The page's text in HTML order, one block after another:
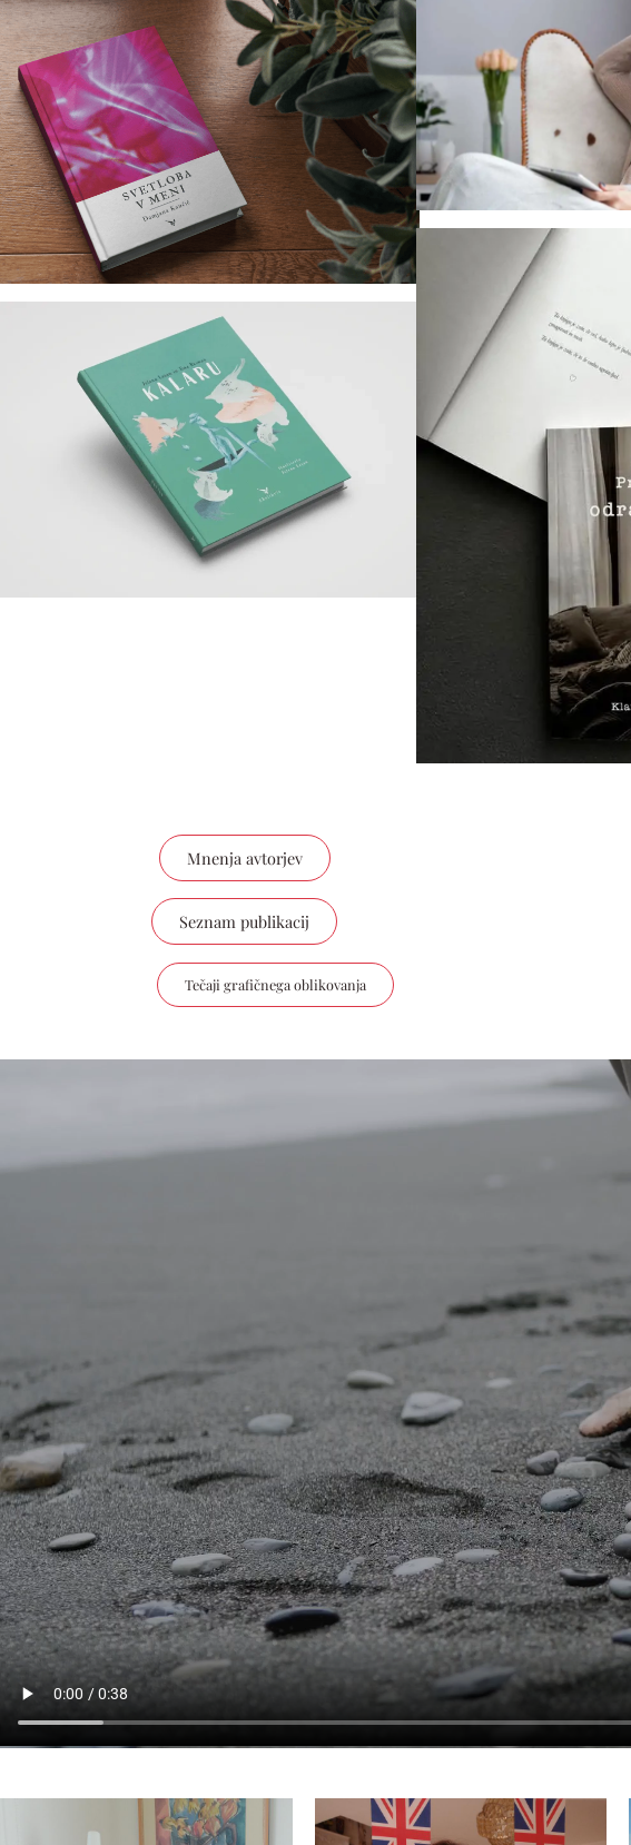
Mnenja avtorjev
Seznam publikacij
Tečaji grafičnega oblikovanja